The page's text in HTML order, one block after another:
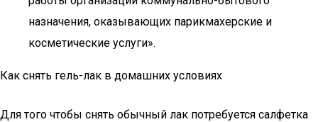
назначения, оказывающих парикмахерские и
косметические услуги».
Как снять гель-лак в домашних условиях
Для того чтобы снять обычный лак потребуется салфетка